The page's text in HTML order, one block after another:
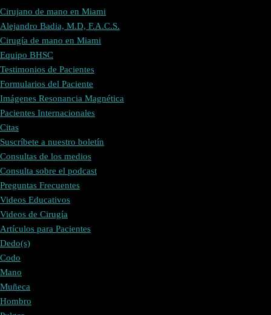
Cirujano de mano en Miami
Alejandro Badia, M.D, F.A.C.S.
Cirugía de mano en Miami
Equipo BHSC
Testimonios de Pacientes
Formularios del Paciente
Imágenes Resonancia Magnética
Pacientes Internacionales
Citas
Suscríbete a nuestro boletín
Consultas de los medios
Consulta sobre el podcast
Preguntas Frecuentes
Videos Educativos
Videos de Cirugía
Artículos para Pacientes
Dedo(s)
Codo
Mano
Muñeca
Hombro